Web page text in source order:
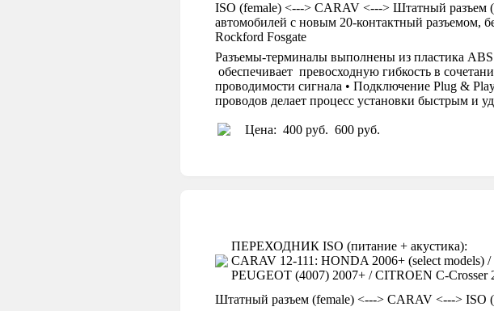
ISO (female) <---> CARAV <---> Штатный разъем
автомобилей с новым 20-контактный разъемом,
Rockford Fosgate
Разъемы-терминалы выполнены из пластика
обеспечивает превосходную гибкость в
проводимости сигнала • Подключение Plug &
проводов делает процесс установки быстрым и
Цена: 400 руб. 600 руб.
ПЕРЕХОДНИК ISO (питание + акустика):
CARAV 12-111: HONDA 2006+ (select models)
PEUGEOT (4007) 2007+ / CITROEN C-Crosser
Штатный разъем (female) <---> CARAV <---> ISO